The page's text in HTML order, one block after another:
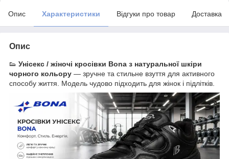
Опис Характеристики Відгуки про товар Доставка
Опис
👟 Унісекс / жіночі кросівки Bona з натуральної шкіри
чорного кольору — зручне та стильне взуття для активного
способу життя. Модель чудово підходить для жінок і підлітків.